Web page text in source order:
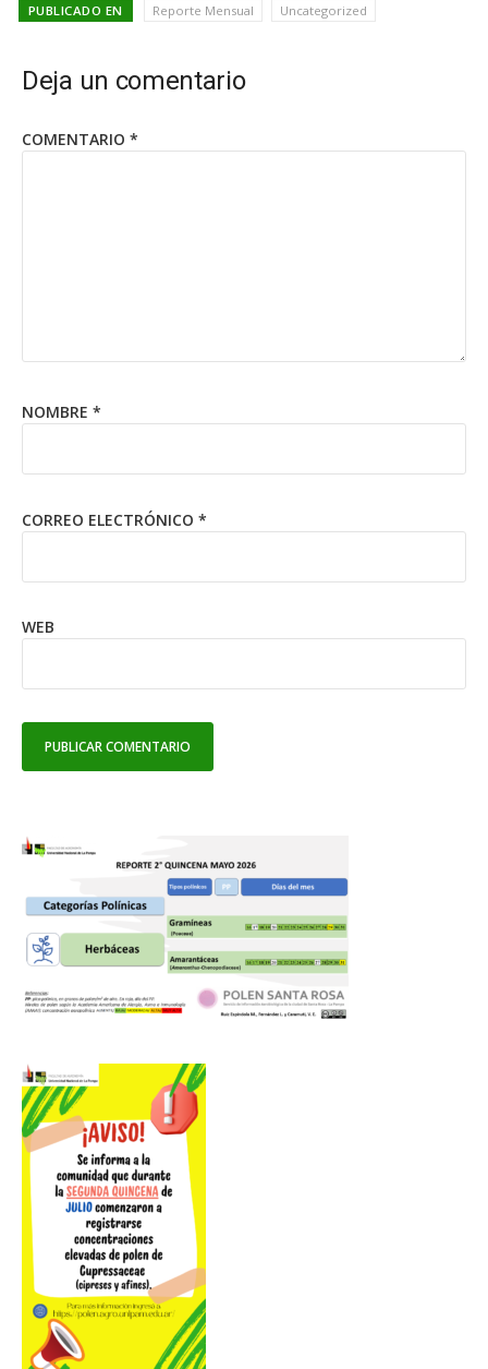
PUBLICADO EN Reporte Mensual Uncategorized
Deja un comentario
COMENTARIO *
NOMBRE *
CORREO ELECTRÓNICO *
WEB